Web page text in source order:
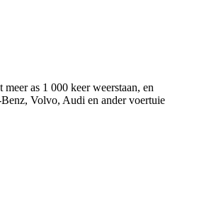
as 1 000 keer weerstaan, en
Volvo, Audi en ander voertuie